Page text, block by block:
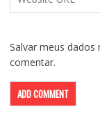
Salvar meus dados
comentar.